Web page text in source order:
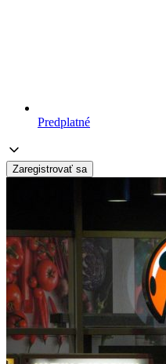
Predplatné
Zaregistrovať sa